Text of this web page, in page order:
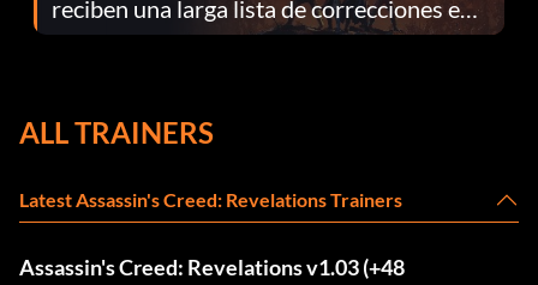
reciben una larga lista de correcciones en
el parche 1.0.4
ALL TRAINERS
Latest Assassin's Creed: Revelations Trainers
Assassin's Creed: Revelations v1.03 (+48